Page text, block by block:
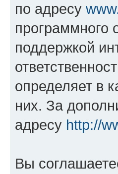
по адресу
программного
поддержкой
определяет в
них. За
адресу http://
Вы